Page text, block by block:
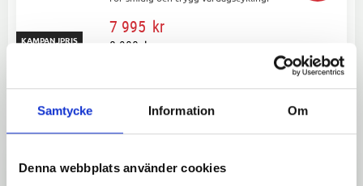
Samtycke Information Om
Denna webbplats använder cookies
7 995 kr
8 900 kr
KAMPANJPRIS
Skeppshult Suverän Stad 10 växlar Blå